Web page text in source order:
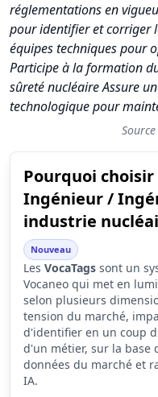
réglementations en
pour identifier et corriger
équipes techniques pour
Participe à la formation
sûreté nucléaire Assure
technologique pour
Pourquoi
Ingénieur /
industrie
Nouveau
Les VocaTags sont un
Vocaneo qui met en
selon plusieurs
tension du marché,
d'identifier en un coup
d'un métier, sur la base
données du marché et
IA.
Synthèse des scores
Indicateur
Tension